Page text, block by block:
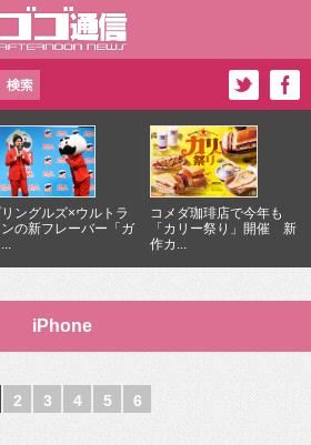
ングルズ×ウルトラ
の新フレーバー「ガ
コメダ珈琲店で今年も
「カリー祭り」開催 新
作カ...
iPhone
2 3 4 5 6